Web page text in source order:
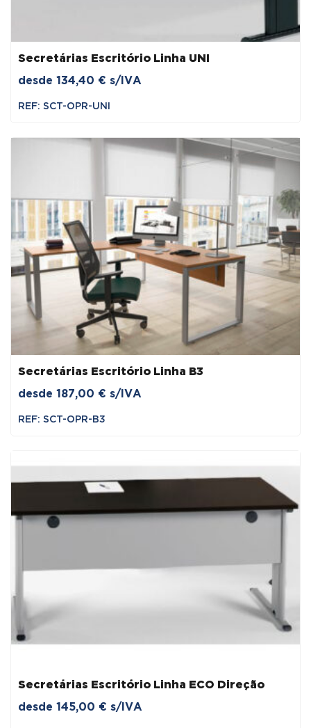
Secretárias Escritório Linha UNI
desde 134,40 € s/IVA
REF: SCT-OPR-UNI
Secretárias Escritório Linha B3
desde 187,00 € s/IVA
REF: SCT-OPR-B3
Secretárias Escritório Linha ECO Direção
desde 145,00 € s/IVA